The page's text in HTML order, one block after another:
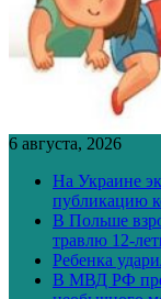
6 августа, 2026
На Украине
публикацию
В Польше
травлю 12-
Ребенка
В МВД РФ